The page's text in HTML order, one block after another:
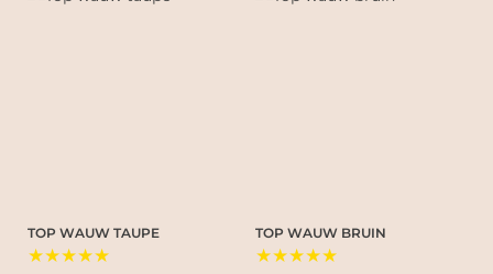
TOP WAUW TAUPE
★★★★★
TOP WAUW BRUIN
★★★★★